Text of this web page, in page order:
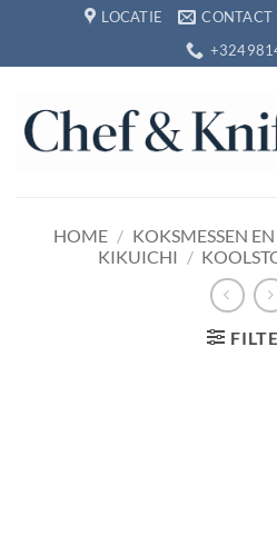
inhoud
LOCATIE CONTACT
HOME / KOKSMESSEN
KIKUICHI /